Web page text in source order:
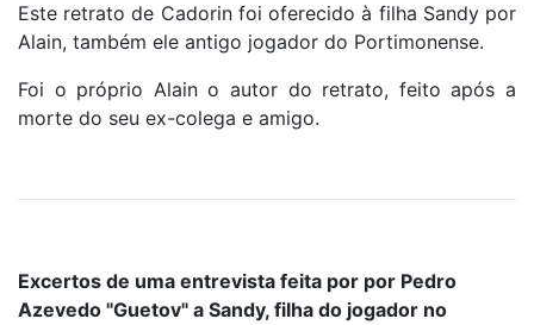
Este retrato de Cadorin foi oferecido à filha Sandy por
Alain, também ele antigo jogador do Portimonense.
Foi o próprio Alain o autor do retrato, feito após a
morte do seu ex-colega e amigo.
Excertos de uma entrevista feita por por Pedro
Azevedo "Guetov" a Sandy, filha do jogador no